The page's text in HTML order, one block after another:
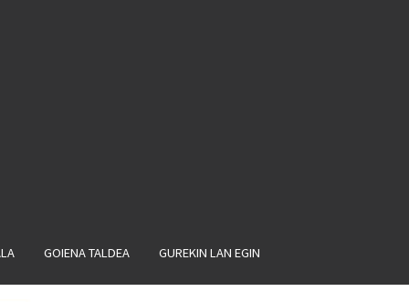
GOIENA TALDEA GUREKIN LAN EGIN